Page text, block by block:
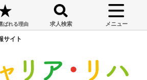
ばれる理由 求人検索 メニュー
サイト